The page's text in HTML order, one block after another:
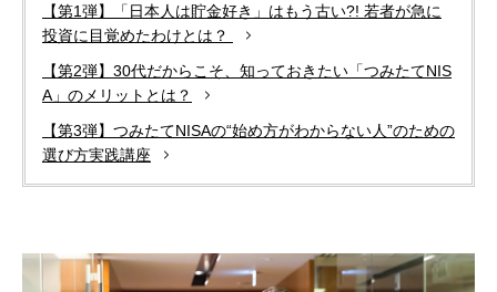
【第1弾】「日本人は貯金好き」はもう古い?! 若者が急に
投資に目覚めたわけとは？
【第2弾】30代だからこそ、知っておきたい「つみたてNIS
A」のメリットとは？
【第3弾】つみたてNISAの“始め方がわからない人”のための
選び方実践講座